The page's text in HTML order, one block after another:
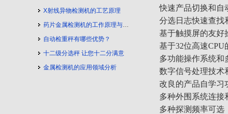
X射线异物检测机的工艺原理
药片金属检测机的工作原理与工艺流程
自动检重秤有哪些优势？
十二级分选秤 让您十二分满意
金属检测机的应用领域分析
快速产品切换和自
分选日志快速查找
基于触摸屏的友好
基于32位高速CPU
多功能操作系统和
数字信号处理技术
改良的产品自学习
多种外围系统连接
多种探测频率可选